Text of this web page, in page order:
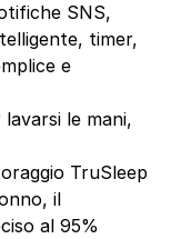
SNS,
timer,
e
le mani,
TruSleep
il
al 95%